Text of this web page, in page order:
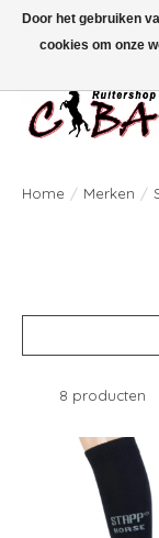
Bij vragen kan u ons
Ambachtstraat 22 A,
Home / Merken /
8 producten
Door het gebruiken
cookies om onze